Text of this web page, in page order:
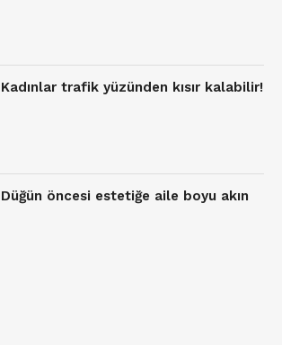
Kadınlar trafik yüzünden kısır kalabilir!
Düğün öncesi estetiğe aile boyu akın